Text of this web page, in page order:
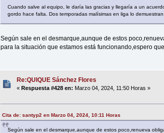
Cuando salve al equipo, le daría las gracias y llegaría a un
gordo hace falta. Dos temporadas malísimas en liga lo demuestran.
Según sale en el desmarque,aunque de estos
para la situación que estamos está funcionando,espero
Re:QUIQUE Sánchez Flores
«Respuesta #428 en: Marzo 04, 2024, 11:50 Horas »
Cita de: santyp2 en Marzo 04, 2024, 10:11 Horas
Según sale en el desmarque,aunque de estos poco,renueva